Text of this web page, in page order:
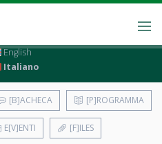
English
Italiano
[B]ACHECA [P]ROGRAMMA
E[V]ENTI [F]ILES